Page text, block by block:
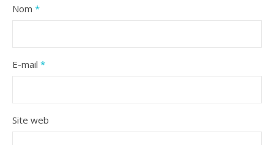
Nom *
E-mail *
Site web